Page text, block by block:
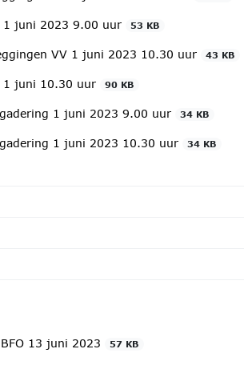
1 juni 2023 9.00 uur 53 KB
VV 1 juni 2023 10.30 uur 43 KB
1 juni 10.30 uur 90 KB
1 juni 2023 9.00 uur 34 KB
1 juni 2023 10.30 uur 34 KB
13 juni 2023
57 KB